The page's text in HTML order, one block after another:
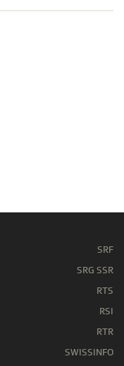
SRF
SRG SSR
RTS
RSI
RTR
SWISSINFO